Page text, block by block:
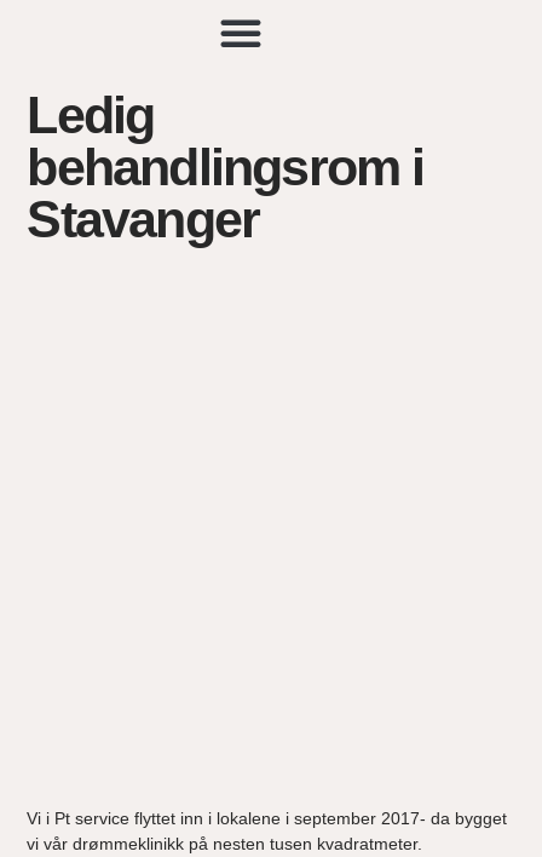
Ledig
behandlingsrom i
Stavanger
Vi i Pt service flyttet inn i lokalene i september 2017- da bygget
vi vår drømmeklinikk på nesten tusen kvadratmeter.